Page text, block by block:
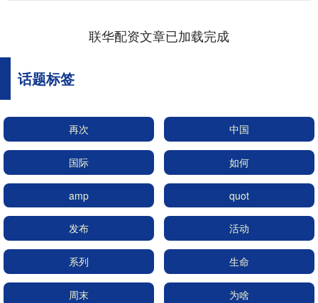
联华配资文章已加载完成
话题标签
再次 中国
国际 如何
amp quot
发布 活动
系列 生命
周末 为啥